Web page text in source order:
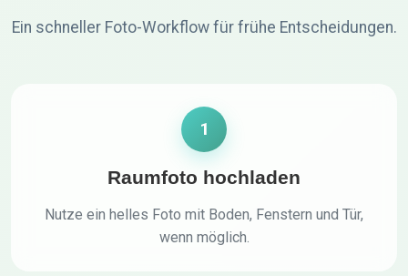
Ein schneller Foto-Workflow für frühe Entscheidungen.
1
Raumfoto hochladen
Nutze ein helles Foto mit Boden, Fenstern und Tür,
wenn möglich.